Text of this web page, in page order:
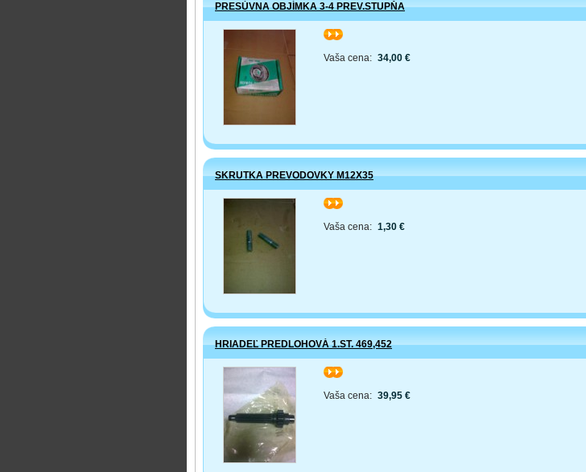
PRESÚVNA OBJÍMKA 3-4 PREV.STUPŇA
>>
Vaša cena: 34,00 €
SKRUTKA PREVODOVKY M12X35
>>
Vaša cena: 1,30 €
HRIADEĽ PREDLOHOVÁ 1.ST. 469,452
>>
Vaša cena: 39,95 €